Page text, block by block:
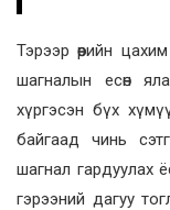
Тэрээр өөрийн
шагналын есөн
хүргэсэн бүх
байгаад чинь
шагнал гардуулах
гэрээний дагуу